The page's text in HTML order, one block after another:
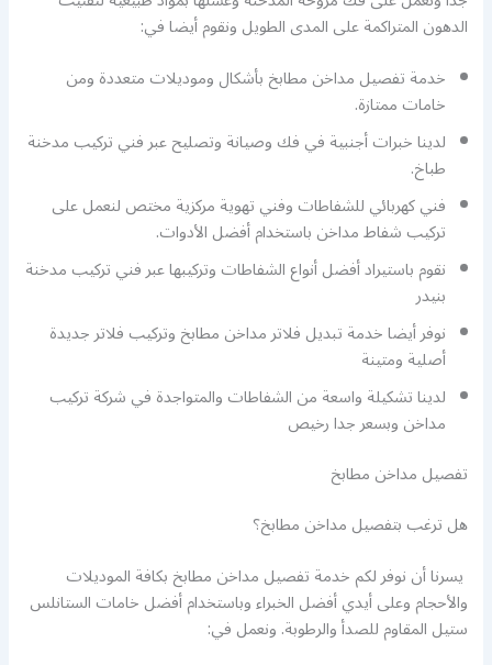
الدهون المتراكمة على المدى الطويل ونقوم أيضا في:
خدمة تفصيل مداخن مطابخ بأشكال وموديلات متعددة ومن
خامات ممتازة.
لدينا خبرات أجنبية في فك وصيانة وتصليح عبر فني تركيب مدخنة
طباخ.
فني كهربائي للشفاطات وفني تهوية مركزية مختص لنعمل على
تركيب شفاط مداخن باستخدام أفضل الأدوات.
نقوم باستيراد أفضل أنواع الشفاطات وتركيبها عبر فني تركيب مدخنة
بنيدر
نوفر أيضا خدمة تبديل فلاتر مداخن مطابخ وتركيب فلاتر جديدة
أصلية ومتينة
لدينا تشكيلة واسعة من الشفاطات والمتواجدة في شركة تركيب
مداخن وبسعر جدا رخيص
تفصيل مداخن مطابخ
هل ترغب بتفصيل مداخن مطابخ؟
يسرنا أن نوفر لكم خدمة تفصيل مداخن مطابخ بكافة الموديلات
والأحجام وعلى أيدي أفضل الخبراء وباستخدام أفضل خامات الستانلس
ستيل المقاوم للصدأ والرطوبة. ونعمل في: